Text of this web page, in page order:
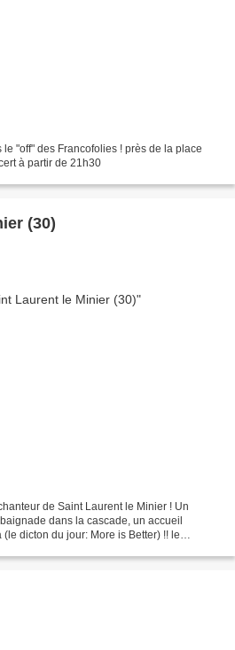
"off" des Francofolies ! près de la place
à partir de 21h30
(30)
de Saint Laurent le Minier ! Un
dans la cascade, un accueil
dicton du jour: More is Better) !! le